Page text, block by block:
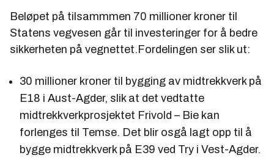
Beløpet på tilsammmen 70 millioner kroner til
Statens vegvesen går til investeringer for å bedre
sikkerheten på vegnettet.Fordelingen ser slik ut:
30 millioner kroner til bygging av midtrekkverk på
E18 i Aust-Agder, slik at det vedtatte
midtrekkverkprosjektet Frivold – Bie kan
forlenges til Temse. Det blir osgå lagt opp til å
bygge midtrekkverk på E39 ved Try i Vest-Agder.